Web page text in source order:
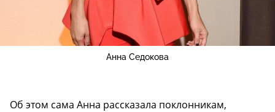
Анна Седокова
Об этом сама Анна рассказала поклонникам,